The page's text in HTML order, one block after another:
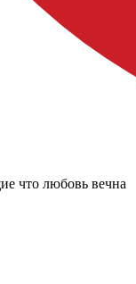
что любовь вечна